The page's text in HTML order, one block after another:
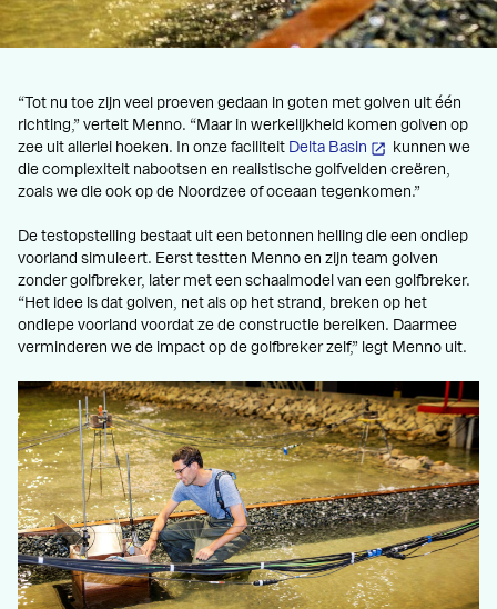
“Tot nu toe zijn veel proeven gedaan in goten met golven uit één
richting,” vertelt Menno. “Maar in werkelijkheid komen golven op
zee uit allerlei hoeken. In onze faciliteit Delta Basin
kunnen we
die complexiteit nabootsen en realistische golfvelden creëren,
zoals we die ook op de Noordzee of oceaan tegenkomen.”
De testopstelling bestaat uit een betonnen helling die een ondiep
voorland simuleert. Eerst testten Menno en zijn team golven
zonder golfbreker, later met een schaalmodel van een golfbreker.
“Het idee is dat golven, net als op het strand, breken op het
ondiepe voorland voordat ze de constructie bereiken. Daarmee
verminderen we de impact op de golfbreker zelf,” legt Menno uit.